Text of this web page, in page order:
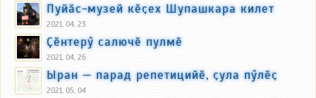
Пуйӑс-музей кӗҫех Шупашкара килет
2021, 04, 23
Ҫӗнтерӳ салючӗ пулмӗ
2021, 04, 26
Ыран — парад репетицийӗ, ҫула пӳлӗҫ
2021, 05, 04